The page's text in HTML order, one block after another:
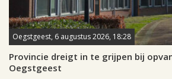
Oegstgeest, 6 augustus 2026, 18:28
Provincie dreigt in te grijpen bij
Oegstgeest